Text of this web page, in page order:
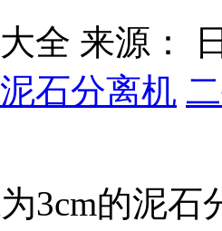
全 来源：
石分离机
3cm的泥石